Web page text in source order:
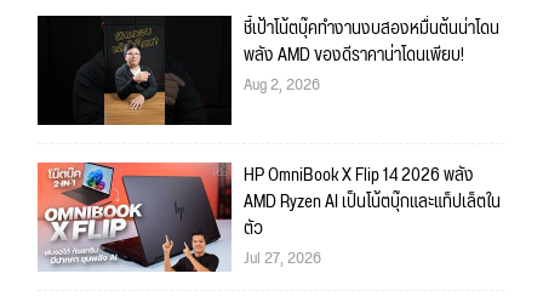
ชี้เป้าโน้ตบุ๊คทำงานงบสองหมื่นต้นน่าโดน
พลัง AMD ของดีราคาน่าโดนเพียบ!
Aug 2, 2026
HP OmniBook X Flip 14 2026 พลัง
AMD Ryzen AI เป็นโน้ตบุ๊กและแท็ปเล็ตใน
ตัว
Jul 27, 2026